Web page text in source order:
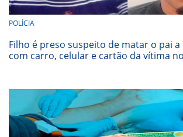
POLÍCIA
Filho é preso suspeito de matar o pai
com carro, celular e cartão da vítima